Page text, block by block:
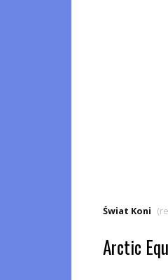
Świat Koni
Arctic